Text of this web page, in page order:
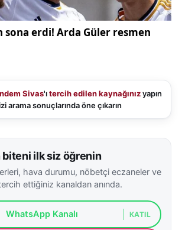
Sivas'ıtercih edilen kaynağınızyapın
arama sonuçlarında öne çıkarın
biteni ilk siz öğrenin
hava durumu, nöbetçi eczaneler ve
ettiğiniz kanaldan anında.
WhatsApp Kanalı KATIL